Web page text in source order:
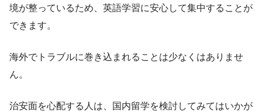
境が整っているため、英語学習に安心して集中することが
できます。
海外でトラブルに巻き込まれることは少なくはありませ
ん。
治安面を心配する人は、国内留学を検討してみてはいかが